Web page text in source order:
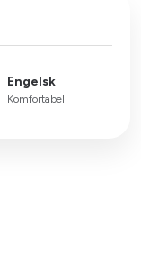
Engelsk
Komfortabel